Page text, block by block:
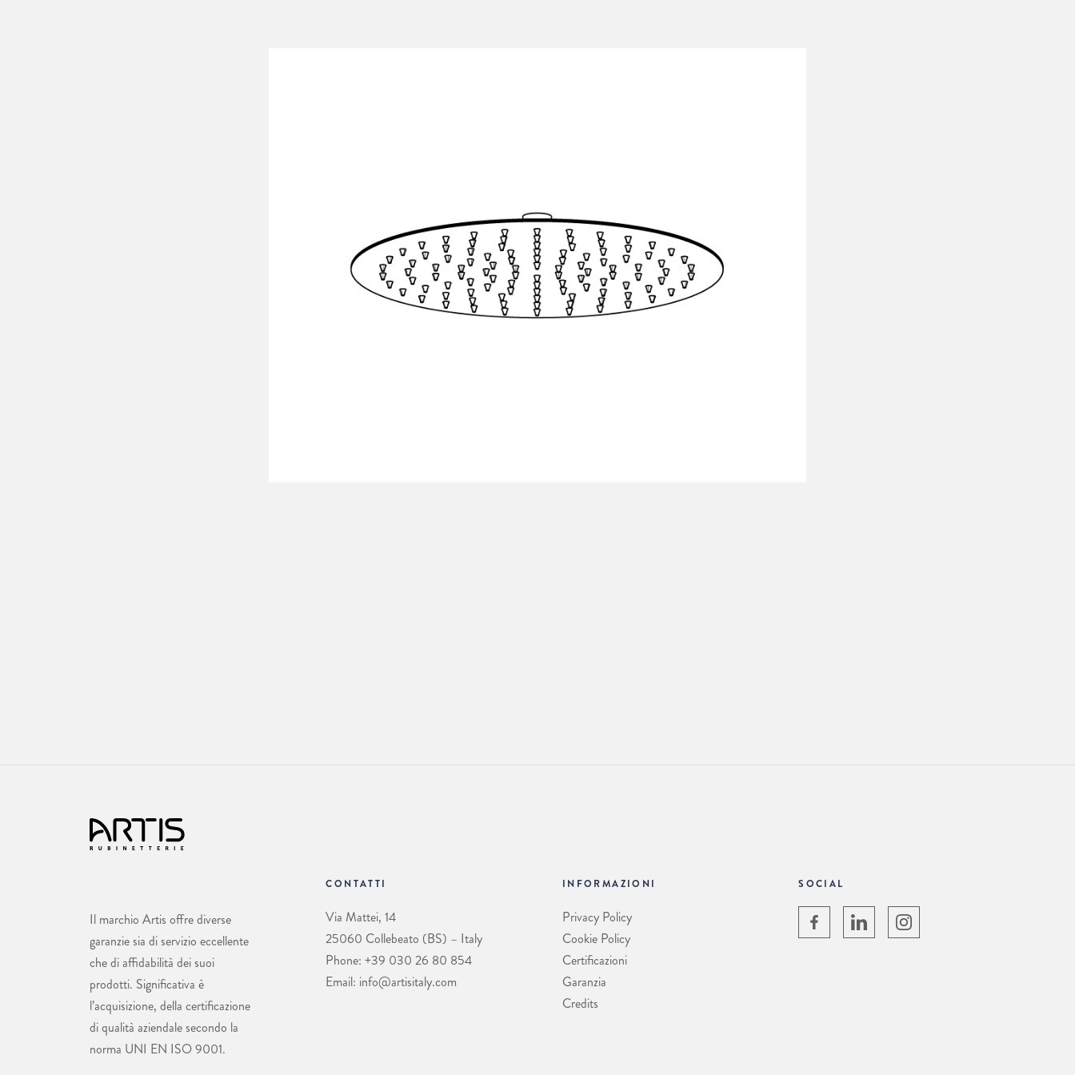
Il marchio Artis offre diverse
garanzie sia di servizio eccellente
che di affidabilità dei suoi
prodotti. Significativa è
l’acquisizione, della certificazione
di qualità aziendale secondo la
norma UNI EN ISO 9001.
CONTATTI
Via Mattei, 14
25060 Collebeato (BS) – Italy
Phone: +39 030 26 80 854
Email: info@artisitaly.com
INFORMAZIONI
Privacy Policy
Cookie Policy
Certificazioni
Garanzia
Credits
SOCIAL